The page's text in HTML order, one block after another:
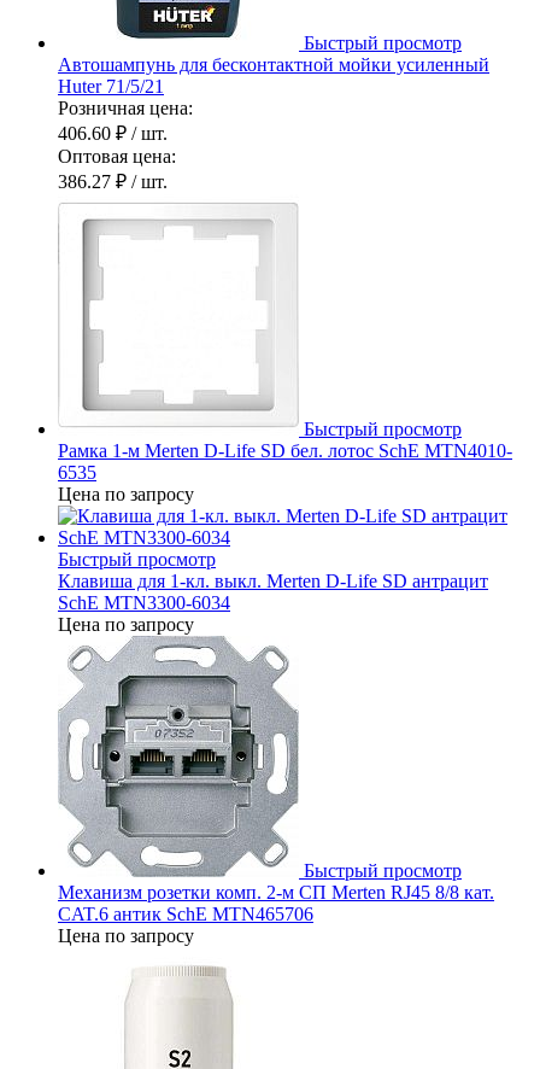
Быстрый просмотр
Автошампунь для бесконтактной мойки усиленный
Huter 71/5/21
Розничная цена:
406.60 ₽ / шт.
Оптовая цена:
386.27 ₽ / шт.
Быстрый просмотр
Рамка 1-м Merten D-Life SD бел. лотос SchE MTN4010-
6535
Цена по запросу
Быстрый просмотр
Клавиша для 1-кл. выкл. Merten D-Life SD антрацит
SchE MTN3300-6034
Цена по запросу
Быстрый просмотр
Механизм розетки комп. 2-м СП Merten RJ45 8/8 кат.
CAT.6 антик SchE MTN465706
Цена по запросу